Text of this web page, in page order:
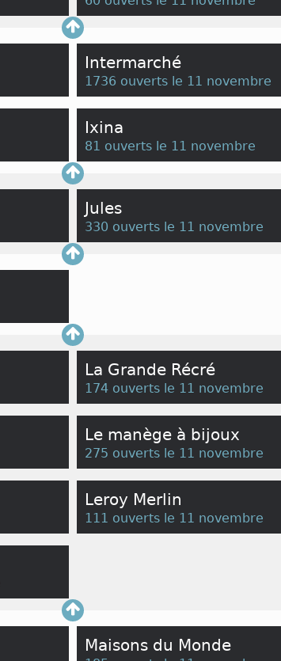
Intermarché
1736 ouverts le 11 novembre
Ixina
81 ouverts le 11 novembre
Jules
330 ouverts le 11 novembre
La Grande Récré
174 ouverts le 11 novembre
Le manège à bijoux
275 ouverts le 11 novembre
Leroy Merlin
111 ouverts le 11 novembre
Maisons du Monde